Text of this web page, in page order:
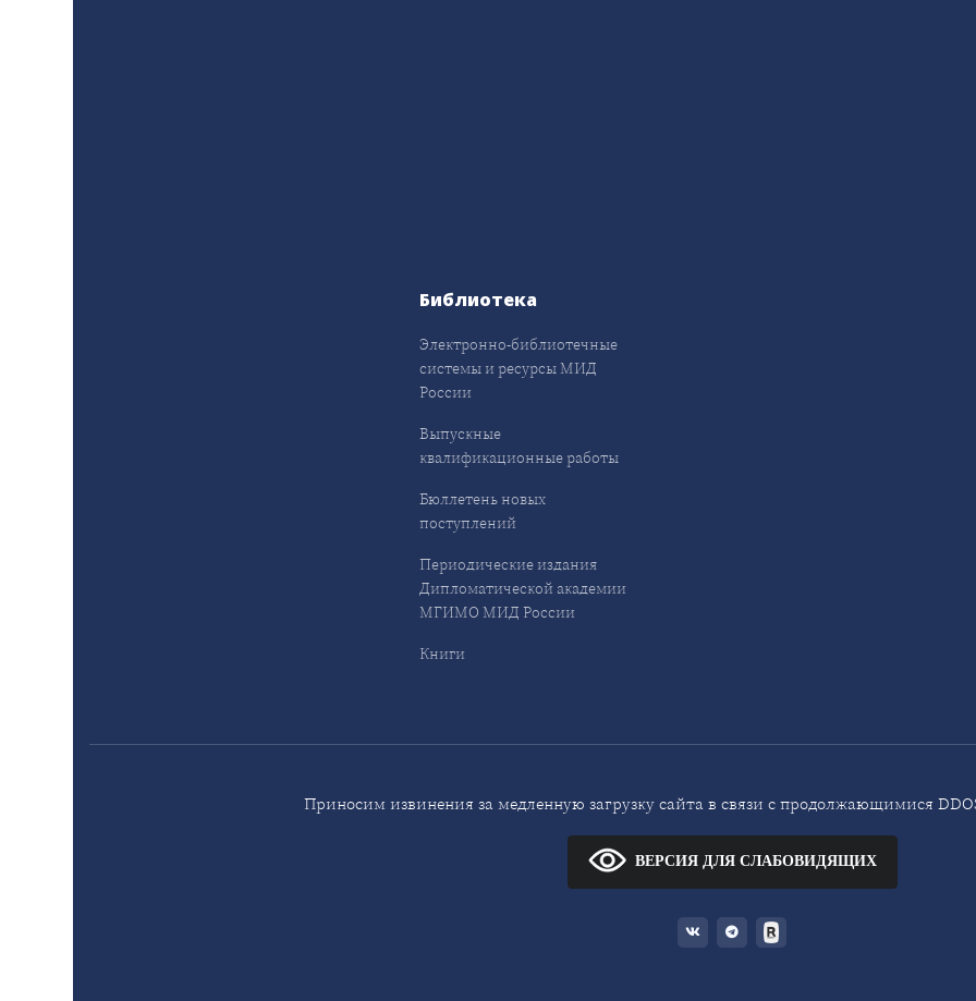
Библиотека
Электронно-библиотечные
системы и ресурсы МИД
России
Выпускные
квалификационные работы
Бюллетень новых
поступлений
Периодические издания
Дипломатической академии
МГИМО МИД России
Книги
Приносим извинения за медленную загрузку сайта в связи с продолжающимися
ВЕРСИЯ ДЛЯ СЛАБОВИДЯЩИХ